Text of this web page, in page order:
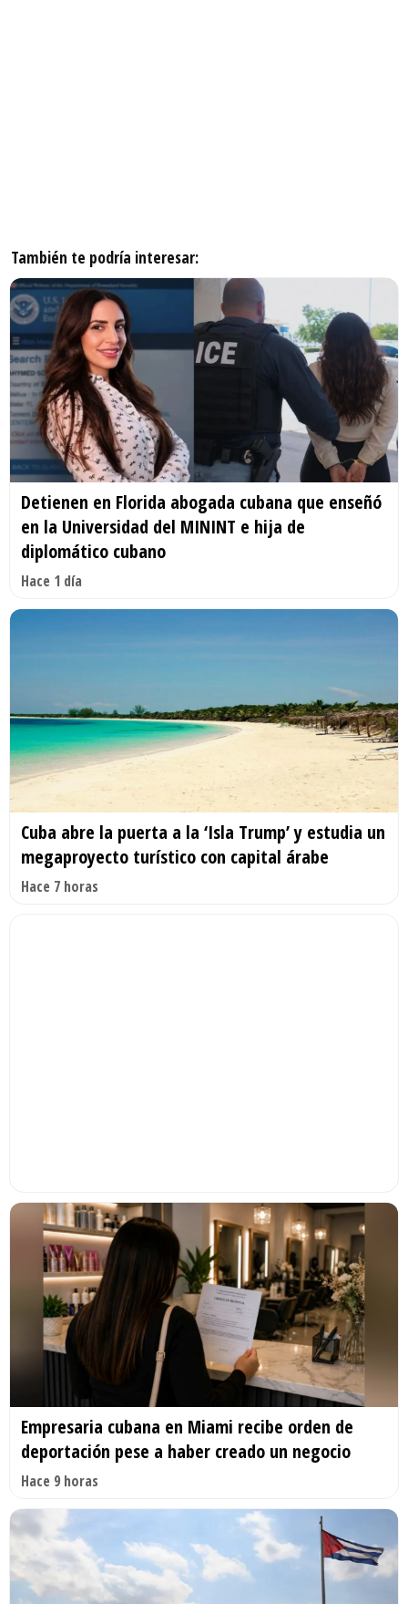
También te podría interesar:
Detienen en Florida abogada cubana que enseñó
en la Universidad del MININT e hija de
diplomático cubano
Hace 1 día
Cuba abre la puerta a la ‘Isla Trump’ y estudia un
megaproyecto turístico con capital árabe
Hace 7 horas
Empresaria cubana en Miami recibe orden de
deportación pese a haber creado un negocio
Hace 9 horas